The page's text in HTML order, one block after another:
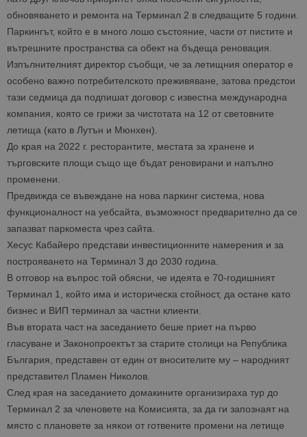
обновяването и ремонта на Терминал 2 в следващите 5 години.
Паркингът, който е в много лошо състояние, части от пистите и
вътрешните пространства са обект на бъдеща реновация.
Изпълнителният директор съобщи, че за летищния оператор е
особено важно потребителското преживяване, затова предстои
тази седмица да подпишат договор с известна международна
компания, която се грижи за чистотата на 12 от световните
летища (като в Лутън и Мюнхен).
До края на 2022 г. ресторантите, местата за хранене и
търговските площи също ще бъдат реновирани и напълно
променени.
Предвижда се въвеждане на нова паркинг система, нова
функционалност на уебсайта, възможност предварително да се
запазват паркоместа чрез сайта.
Хесус Кабайеро представи инвестиционните намерения и за
построяването на Терминал 3 до 2030 година.
В отговор на въпрос той обясни, че идеята е 70-годишният
Терминал 1, който има и историческа стойност, да остане като
бизнес и ВИП терминал за частни клиенти.
Във втората част на заседанието беше приет на първо
гласуване и Законопроектът за старите столици на Република
България, представен от един от вносителите му – народният
представител Пламен Николов.
След края на заседанието домакините организираха тур до
Терминал 2 за членовете на Комисията, за да ги запознаят на
място с плановете за някои от готвените промени на летище